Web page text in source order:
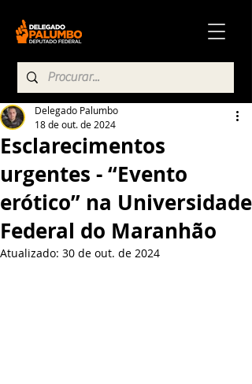
Esclarecimentos
urgentes - “Evento
erótico” na Universidade
Federal do Maranhão
Delegado Palumbo
18 de out. de 2024
Atualizado: 30 de out. de 2024